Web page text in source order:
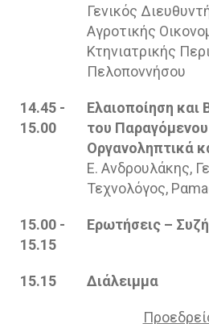
Γενικός
Αγροτικής
Κτηνιατρικής
Πελοποννήσου
14.45 -
15.00
Ελαιοποίηση και
του
Οργανοληπτικά
Ε. Ανδρουλάκης,
Τεχνολόγος,
15.00 -
15.15
Ερωτήσεις –
15.15 Διάλειμμα